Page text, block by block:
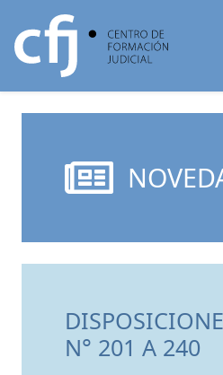
N° 201 A 240